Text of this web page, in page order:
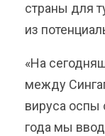
страны для
из
«На
между
вируса оспы
года мы